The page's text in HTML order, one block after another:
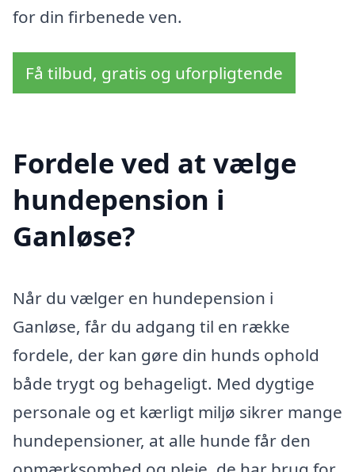
for din firbenede ven.
Få tilbud, gratis og uforpligtende
Fordele ved at vælge
hundepension i
Ganløse?
Når du vælger en hundepension i
Ganløse, får du adgang til en række
fordele, der kan gøre din hunds ophold
både trygt og behageligt. Med dygtige
personale og et kærligt miljø sikrer mange
hundepensioner, at alle hunde får den